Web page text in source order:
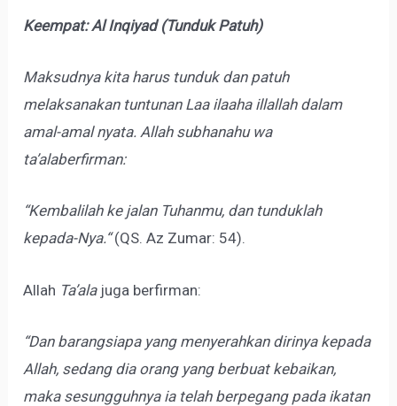
Keempat: Al Inqiyad (Tunduk Patuh)
Maksudnya kita harus tunduk dan patuh
melaksanakan tuntunan Laa ilaaha illallah dalam
amal-amal nyata. Allah subhanahu wa
ta’alaberfirman:
“Kembalilah ke jalan Tuhanmu, dan tunduklah
kepada-Nya.“(QS. Az Zumar: 54).
Allah Ta’alajuga berfirman:
“Dan barangsiapa yang menyerahkan dirinya kepada
Allah, sedang dia orang yang berbuat kebaikan,
maka sesungguhnya ia telah berpegang pada ikatan